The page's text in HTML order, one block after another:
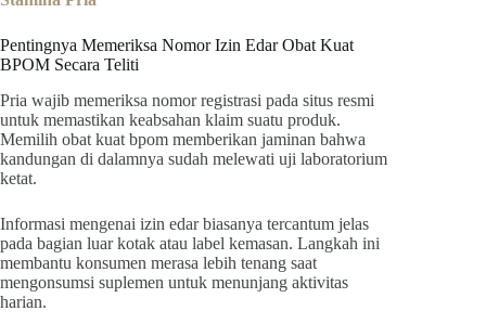
Pentingnya Memeriksa Nomor Izin Edar Obat Kuat
BPOM Secara Teliti
Pria wajib memeriksa nomor registrasi pada situs resmi
untuk memastikan keabsahan klaim suatu produk.
Memilih obat kuat bpom memberikan jaminan bahwa
kandungan di dalamnya sudah melewati uji laboratorium
ketat.
Informasi mengenai izin edar biasanya tercantum jelas
pada bagian luar kotak atau label kemasan. Langkah ini
membantu konsumen merasa lebih tenang saat
mengonsumsi suplemen untuk menunjang aktivitas
harian.